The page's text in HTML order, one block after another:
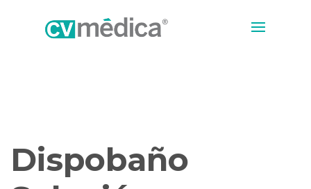
Dispobaño